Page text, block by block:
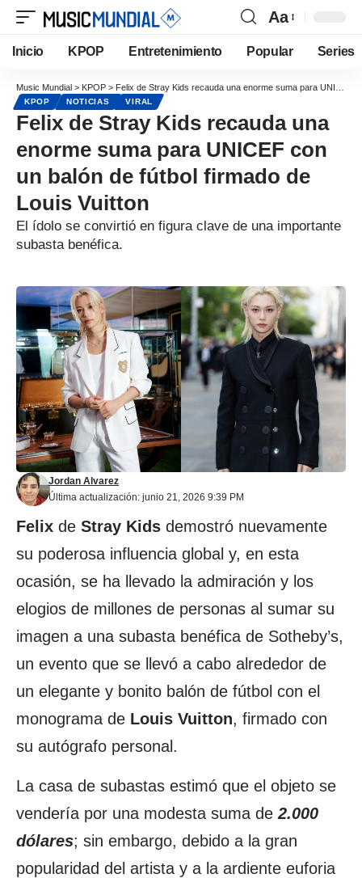
Aa
Inicio KPOP Entretenimiento Popular Series
Music Mundial > KPOP > Felix de Stray Kids recauda una enorme suma para UNICEF con un balón de fútbol firmado de Louis Vuitton
KPOP NOTICIAS VIRAL
Felix de Stray Kids recauda una
enorme suma para UNICEF con
un balón de fútbol firmado de
Louis Vuitton
El ídolo se convirtió en figura clave de una importante
subasta benéfica.
Última actualización: junio 21, 2026 9:39 PM
Jordan Alvarez
Felix de Stray Kids demostró nuevamente
su poderosa influencia global y, en esta
ocasión, se ha llevado la admiración y los
elogios de millones de personas al sumar su
imagen a una subasta benéfica de Sotheby’s,
un evento que se llevó a cabo alrededor de
un elegante y bonito balón de fútbol con el
monograma de Louis Vuitton, firmado con
su autógrafo personal.
La casa de subastas estimó que el objeto se
vendería por una modesta suma de 2.000
dólares; sin embargo, debido a la gran
popularidad del artista y a la ardiente euforia